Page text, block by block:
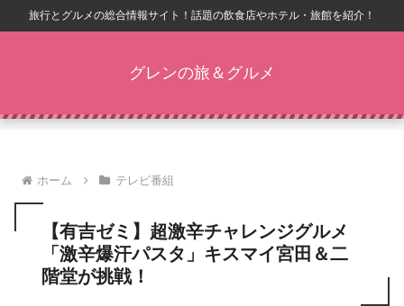
旅行とグルメの総合情報サイト！話題の飲食店やホテル・旅館を紹介！
グレンの旅＆グルメ
ホーム テレビ番組
【有吉ゼミ】超激辛チャレンジグルメ
「激辛爆汗パスタ」キスマイ宮田＆二
階堂が挑戦！